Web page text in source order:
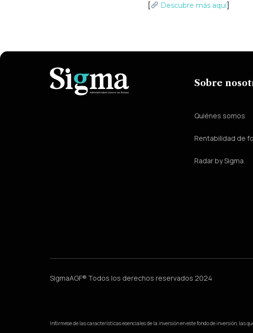
[
Descubre más aquí]
Sobre
Quiénes somos
Rentabilidad de
Radar by Sigma
SigmaAGF® Todos los derechos reservados 2024
Infórmese de las características esenciales de la inversión en este fondo de inversión,